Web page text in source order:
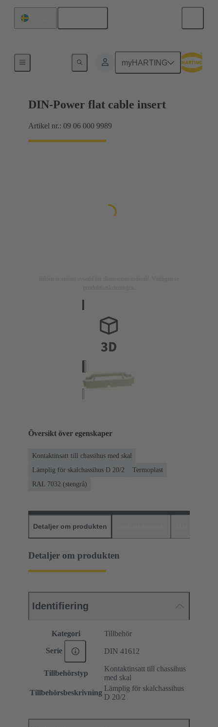
myHARTING
DIN-Power flat cable insert
Artikel nr.: 09 06 000 9989
Översikt över egenskaper
Kontaktinsatt till chassihus med skal
Lämplig för skalchassihus D 20/2
Termoplast
RAL 7032 (stengrå)
Detaljer om produkten
Detaljer om produkten
Identifiering
Kategori Tillbehör
Serie DIN 41612
Tillbehörstyp
Kontaktinsatt till chassihus
med skal
Tillbehörsbeskrivning
Lämplig för skalchassihus
D 20/2